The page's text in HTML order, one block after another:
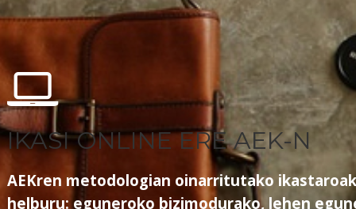
IKASI ONLINE ERE AEK-N
AEKren metodologian oinarritutako
helburu: eguneroko bizimodurako, lehen